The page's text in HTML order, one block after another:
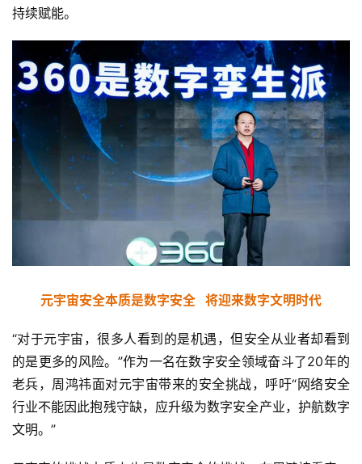
首
页
业
界
持续赋能。
元宇宙安全本质是数字安全   将迎来数字文明时代
“对于元宇宙，很多人看到的是机遇，但安全从业者却看到
的是更多的风险。”作为一名在数字安全领域奋斗了20年的
老兵，周鸿祎面对元宇宙带来的安全挑战，呼吁“网络安全
行业不能因此抱残守缺，应升级为数字安全产业，护航数字
文明。”